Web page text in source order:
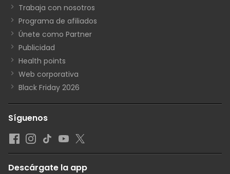
Trabaja con nosotros
Programa de afiliados
Únete como Partner
Publicidad
Health points
Web corporativa
Black Friday 2026
Síguenos
Descárgate la app